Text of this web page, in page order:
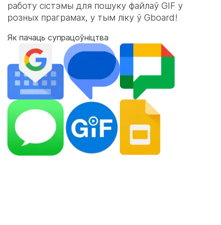
работу сістэмы для пошуку файлаў GIF у
розных праграмах, у тым ліку ў Gboard!
Як пачаць супрацоўніцтва